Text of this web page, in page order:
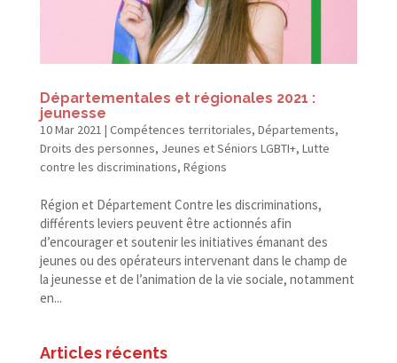
Départementales et régionales 2021 :
jeunesse
10 Mar 2021 | Compétences territoriales, Départements,
Droits des personnes, Jeunes et Séniors LGBTI+, Lutte
contre les discriminations, Régions
Région et Département Contre les discriminations,
différents leviers peuvent être actionnés afin
d’encourager et soutenir les initiatives émanant des
jeunes ou des opérateurs intervenant dans le champ de
la jeunesse et de l’animation de la vie sociale, notamment
en...
Articles récents